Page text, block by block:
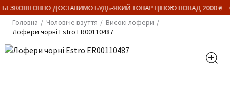
ДОСТАВИМО БУДЬ-ЯКИЙ ТОВАР ЦІНОЮ ПОНАД 2000 ₴
Головна
Чоловіче взуття
Високі лофери
Лофери чорні Estro ER00110487